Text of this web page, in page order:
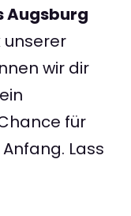
Augsburg
unserer
wir dir
für
Lass